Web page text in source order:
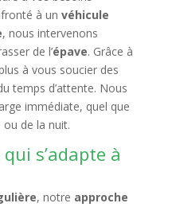
à un véhicule
, nous intervenons
de l’épave. Grâce à
à vous soucier des
temps d’attente. Nous
immédiate, quel que
de la nuit.
s’adapte à
, notre approche